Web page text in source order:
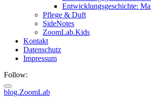
Entwicklungsgeschichte:
Pflege & Duft
SideNotes
ZoomLab.Kids
Kontakt
Datenschutz
Impressum
Follow:
blog.ZoomLab